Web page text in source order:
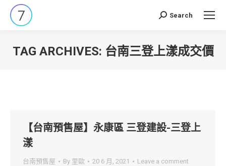
Search:
Search
TAG ARCHIVES: 台南三登上漾成交價
【台南預售屋】永康區 三登建設-三登上
漾
台南預售屋 By 里歐 20 6 月, 2021 Leave a comment